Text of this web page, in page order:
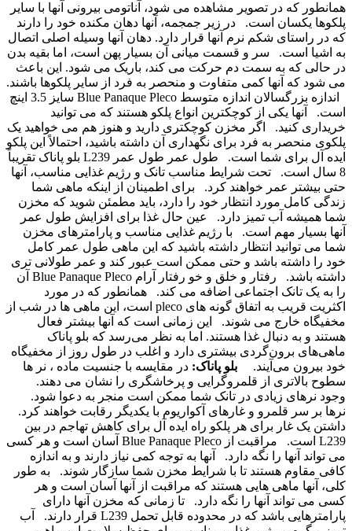
همانطور که در تصویر مشاهده می شود، آناتومی بیرونی آنها با سایر
پلکوها یکسان است.
در زیر جمجمه، آنها دهان مکنده خود را دارند
که در راستای شکم نرم آنها قرار دارد. دهان آنها وسیله اصلی اتصال
به اشیا است.
سر و قسمت میانی آن بسیار پهن است، اما بقیه بدن
در حالی که به سمت دم حرکت می کند، باریک می شود. این باعث
می شود که آنها کمی متفاوت و منحصر به فرد از سایر پلکوها باشند.
اندازه بزرگسالان اندازه متوسط ​​Blue Panaque Pleco سایز 3.5 اینچ
است.
آنها یکی از کوچکترین انواع پلکو هستند که می توانید
خریداری کنید.
اگر مخزن کوچکتری دارید و هنوز هم می خواهید یک
پلکوی منحصر به فرد برای نگهداری آن داشته باشید، احتمالاً این پلکو
ایده آل برای شما است.
طول عمر طول عمر L239 بلو پاناک تقریباً
8 سال است.
تحت شرایط مناسب تانک و رژیم غذایی مناسب، آنها
حتی بیشتر عمر خواهند کرد.
برای اطمینان از اینکه ماهی شما
زندگی کامل مورد انتظار خود را دارد، باید مطمئن شوید که مخزن
شما همیشه آب تمیز دارد.
عین حال غذا برای افزایش طول عمر
آنها بسیار مهم است.
با رژیم غذایی مناسب و پارامترهای مخزن
شما می توانید انتظار داشته باشید که این ماهی طول عمر کامل
خود را داشته باشد و حتی ممکن است عبور کند و عمر طولانی تری
داشته باشد.
رفتار و خلق و خو رفتار آرام Blue Panaque Pleco آن
را به یک تانک اجتماعی اضافه می کند.
همانطور که در مورد
اکثریت قریب به اتفاق گونه های pleco است، این ماهی ها در شب از
مخفیگاه خارج می شوند.
این زمانی است که آنها بیشتر فعال
هستند و به دنبال غذا هستند. اما به نظر می‌رسد که بلو پاناک
ماهی‌های برون‌گردی بیشتری دارد و اغلب در طول روز از مخفیگاه
خود بیرون می‌آیند.
بلو پاناک: در مقایسه با جنسیت ماده ، نر ها
سطوح بالاتری از قلمروگرایی و پرخاشگری را نشان می دهند.
وجود نرهای زیادی در تانک شما ممکن است منجر به دعوا شود.
نرها بر سر قلمرو و غارهای آکواریوم با یکدیگر رقابت خواهند کرد.
داشتن یک غار برای هر پلکو راه ایده آل برای کاهش تهاجم در بین
L239 است.
مراقبت از Blue Panaque Pleco آسان است و هر کسی
می تواند آنها را نگه دارد.
آنها به توجه کمی نیاز دارند و به اندازه
کافی مقاوم هستند تا با شرایط مخزن شما سازگار شوند.
به طور
کلی، آنها ماهی هایی هستند که مراقبت از آنها آسان است و هر
کسی می تواند آنها را نگه دارد.
تا زمانی که مخزن آنها دارای
پارامترهایی باشد که در محدوده قابل تحمل L239 قرار دارند.
آب